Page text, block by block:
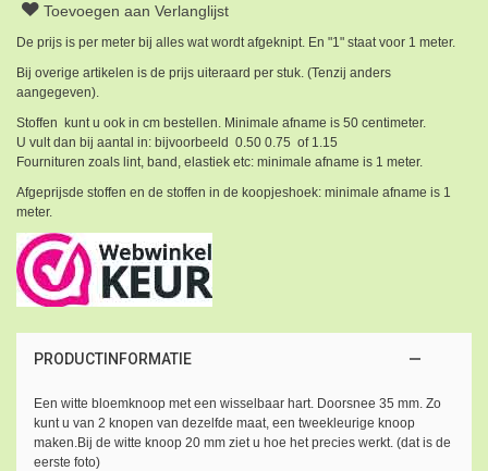
Toevoegen aan Verlanglijst
De prijs is per meter bij alles wat wordt afgeknipt. En "1" staat voor 1 meter.
Bij overige artikelen is de prijs uiteraard per stuk. (Tenzij anders
aangegeven).
Stoffen kunt u ook in cm bestellen. Minimale afname is 50 centimeter.
U vult dan bij aantal in: bijvoorbeeld 0.50 0.75 of 1.15
Fournituren zoals lint, band, elastiek etc: minimale afname is 1 meter.
Afgeprijsde stoffen en de stoffen in de koopjeshoek: minimale afname is 1
meter.
PRODUCTINFORMATIE
Een witte bloemknoop met een wisselbaar hart. Doorsnee 35 mm. Zo
kunt u van 2 knopen van dezelfde maat, een tweekleurige knoop
maken.Bij de witte knoop 20 mm ziet u hoe het precies werkt. (dat is de
eerste foto)